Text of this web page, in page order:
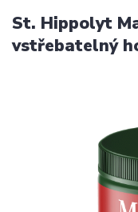
St. Hippolyt
vstřebatelný